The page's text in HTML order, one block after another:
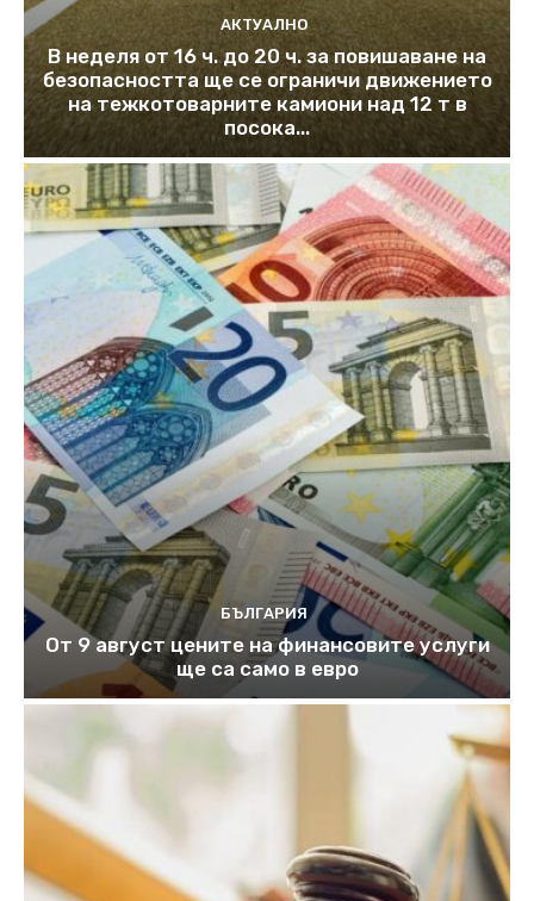
АКТУАЛНО
В неделя от 16 ч. до 20 ч. за повишаване на
безопасността ще се ограничи движението
на тежкотоварните камиони над 12 т в
посока...
БЪЛГАРИЯ
От 9 август цените на финансовите услуги
ще са само в евро